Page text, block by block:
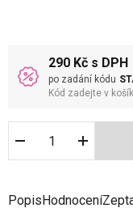
290 Kč s DPH
po zadání kódu
Kód zadejte v
Popis Hodnocení